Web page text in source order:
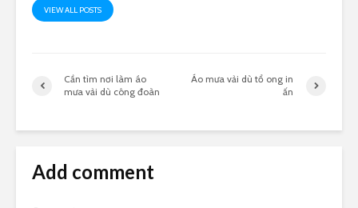
VIEW ALL POSTS
Cần tìm nơi làm áo
mưa vải dù công đoàn
Áo mưa vải dù tổ ong in
ấn
Add comment